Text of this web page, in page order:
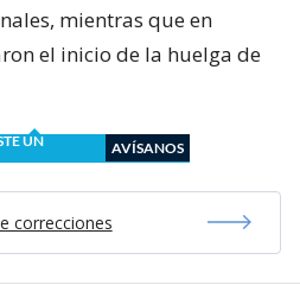
mientras que en
el inicio de la huelga de
UN
AVÍSANOS
correcciones